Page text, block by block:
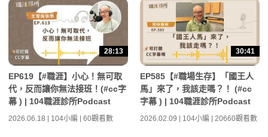
28:13
EP619【#職涯】小心！無可取
代，反而讓你無法接班！(#cc字
幕 ) | 104職涯診所Podcast
2026.06.18 | 104小編 | 60觀看數
30:41
EP585【#職場生存】「國王人
馬」來了，我該走嗎？！ (#cc
字幕 ) | 104職涯診所Podcast
2026.02.09 | 104小編 | 20660觀看數